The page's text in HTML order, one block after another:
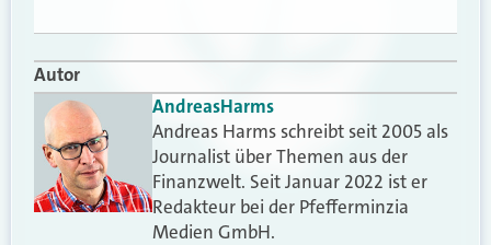
Autor
AndreasHarms
Andreas Harms schreibt seit 2005 als
Journalist über Themen aus der
Finanzwelt. Seit Januar 2022 ist er
Redakteur bei der Pfefferminzia
Medien GmbH.